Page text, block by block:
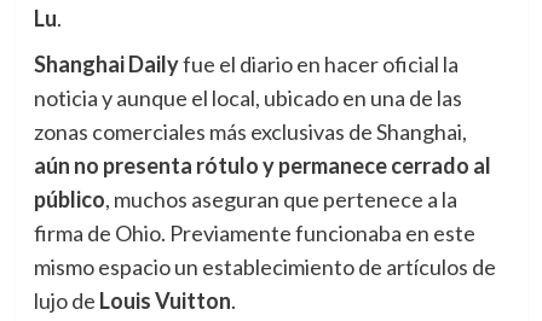
Lu.
Shanghai Dailyfue el diario en hacer oficial la
noticia y aunque el local, ubicado en una de las
zonas comerciales más exclusivas de Shanghai,
aún no presenta rótulo y permanece cerrado al
público, muchos aseguran que pertenece a la
firma de Ohio. Previamente funcionaba en este
mismo espacio un establecimiento de artículos de
lujo de Louis Vuitton.